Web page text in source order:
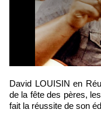
David LOUISIN en Réunionnais affirmé met dans sa romance
de la fête des pères,
fait la réussite de son